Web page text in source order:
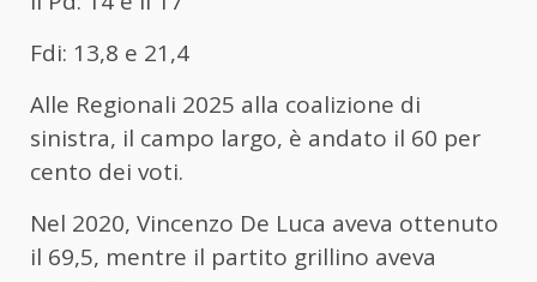
Fdi: 13,8 e 21,4
Alle Regionali 2025 alla coalizione di
sinistra, il campo largo, è andato il 60 per
cento dei voti.
Nel 2020, Vincenzo De Luca aveva ottenuto
il 69,5, mentre il partito grillino aveva